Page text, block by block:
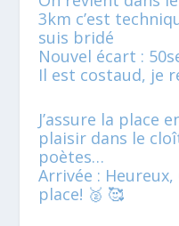
3km c’est
suis bridé
Nouvel écart :
Il est costaud, je
J’assure la place
plaisir dans le
poètes…
Arrivée :
place! 🥈 🥰